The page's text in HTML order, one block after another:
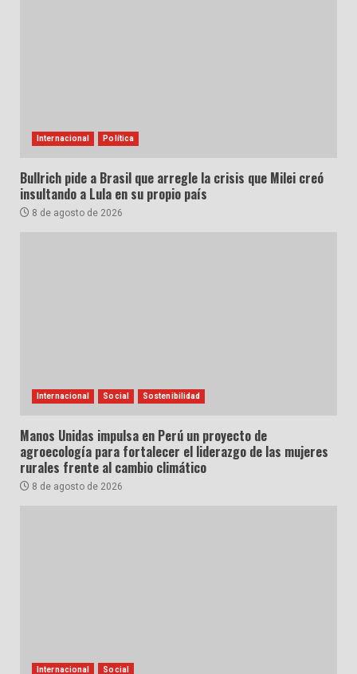
Internacional Política
Bullrich pide a Brasil que arregle la crisis que Milei creó
insultando a Lula en su propio país
8 de agosto de 2026
Internacional Social Sostenibilidad
Manos Unidas impulsa en Perú un proyecto de
agroecología para fortalecer el liderazgo de las mujeres
rurales frente al cambio climático
8 de agosto de 2026
Internacional Social